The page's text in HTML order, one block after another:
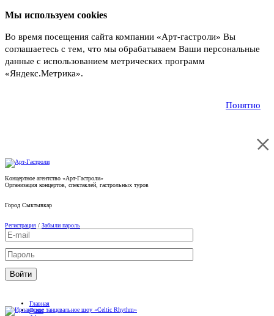
Мы используем cookies
Во время посещения сайта компании «Арт-гастроли» Вы
соглашаетесь с тем, что мы обрабатываем Ваши персональные
данные с использованием метрических программ
«Яндекс.Метрика».
Понятно
Концертное агентство «Арт-Гастроли»
Организация концертов, спектаклей, гастрольных туров
Город Сыктывкар
Регистрация / Забыли пароль
Главная
О нас